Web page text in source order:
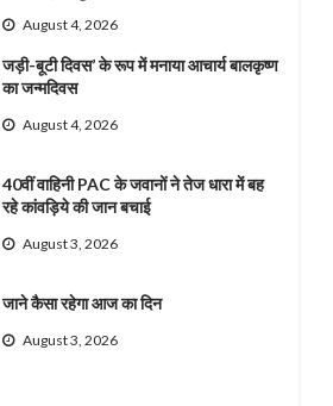
August 4, 2026
जड़ी-बूटी दिवस’ के रूप में मनाया आचार्य बालकृष्ण
का जन्मदिवस
August 4, 2026
40वीं वाहिनी PAC के जवानों ने तेज धारा में बह
रहे कांवड़िये की जान बचाई
August 3, 2026
जाने कैसा रहेगा आज का दिन
August 3, 2026